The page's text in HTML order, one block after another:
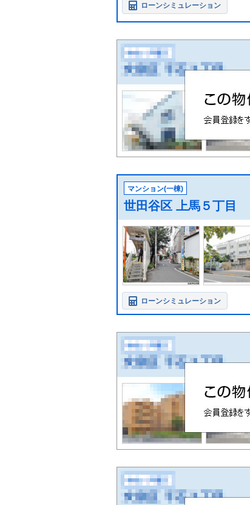
ローンシミュレーション
マンション(一棟)
世田谷区 上馬５丁目
ローンシミュレーション